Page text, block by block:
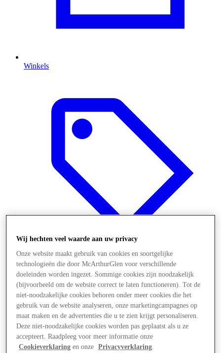
Winkels
Aanbiedingen
Wij hechten veel waarde aan uw privacy
Onze website maakt gebruik van cookies en soortgelijke
technologieën die door McArthurGlen voor verschillende
doeleinden worden ingezet. Sommige cookies zijn noodzakelijk
(bijvoorbeeld om de website correct te laten functioneren). Tot de
niet-noodzakelijke cookies behoren onder meer cookies die het
gebruik van de website analyseren, onze marketingcampagnes op
maat maken en de advertenties die u te zien krijgt personaliseren.
Deze niet-noodzakelijke cookies worden pas geplaatst als u ze
accepteert. Raadpleeg voor meer informatie onze
Cookieverklaring en onze Privacyverklaring.